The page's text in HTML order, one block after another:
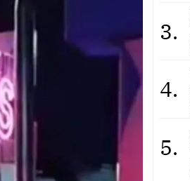
3.
4.
5.